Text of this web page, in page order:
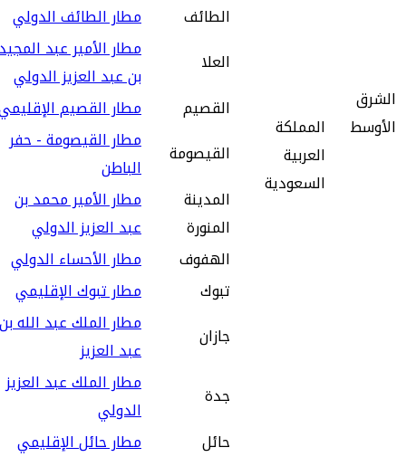
الشرق
الأوسط
المملكة
العربية
السعودية
الطائف
مطار الطائف الدولي
العلا
مطار الأمير عبد
بن عبد العزيز الدولي
القصيم
مطار القصيم
القيصومة
مطار القيصومة - حفر
الباطن
المدينة
المنورة
مطار الأمير محمد بن
عبد العزيز الدولي
الهفوف
مطار الأحساء الدولي
تبوك‎
مطار تبوك الإقليمي
جازان
مطار الملك عبد الله بن
عبد العزيز
جدة
مطار الملك عبد العزيز
الدولي
حائل
مطار حائل الإقليمي